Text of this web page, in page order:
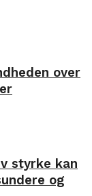
over
styrke kan
og